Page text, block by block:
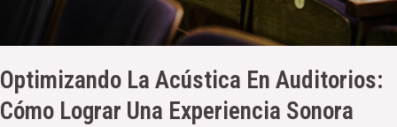
Optimizando La Acústica En Auditorios:
Cómo Lograr Una Experiencia Sonora
Inolvidable